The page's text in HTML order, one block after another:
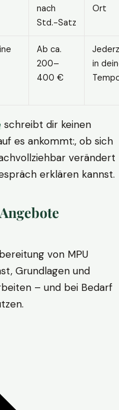
nach
Std.-Satz
Ort
Ab ca.
200–
400 €
in
schreibt dir keinen
es ankommt:, ob sich
verändert
erklären kannst.
von MPU
Grundlagen und
– und bei Bedarf